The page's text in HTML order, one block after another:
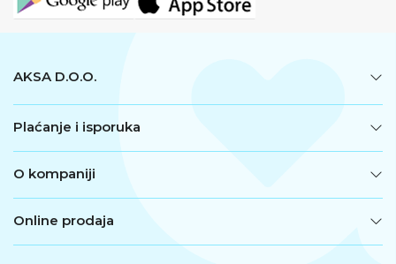
AKSA D.O.O.
Plaćanje i isporuka
O kompaniji
Online prodaja